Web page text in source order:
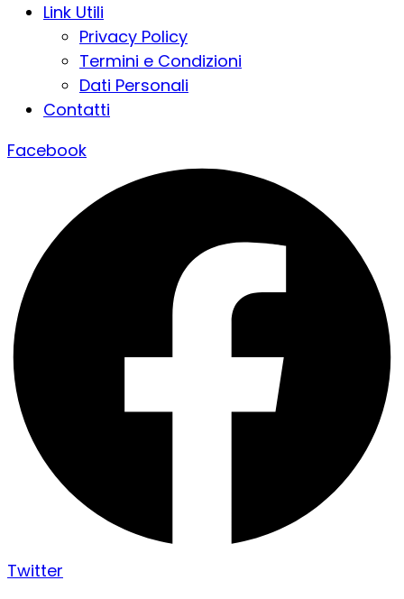
Link Utili
Privacy Policy
Termini e Condizioni
Dati Personali
Contatti
Facebook
Twitter